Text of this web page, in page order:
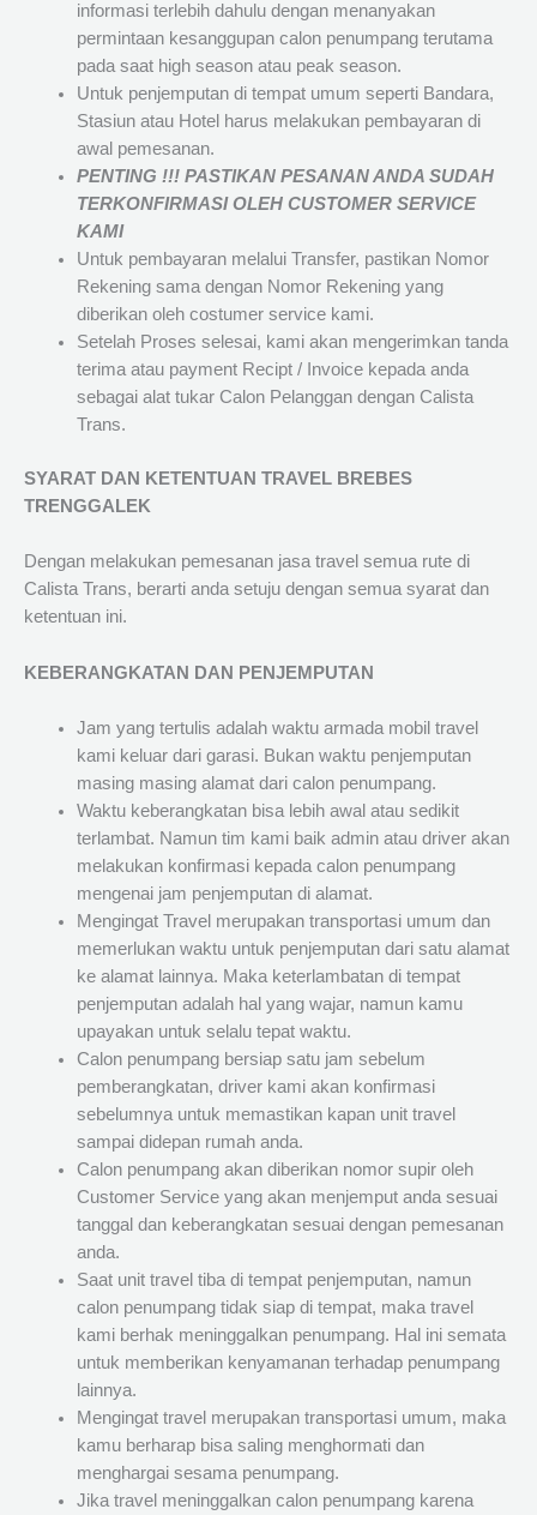
informasi terlebih dahulu dengan menanyakan
permintaan kesanggupan calon penumpang terutama
pada saat high season atau peak season.
Untuk penjemputan di tempat umum seperti Bandara,
Stasiun atau Hotel harus melakukan pembayaran di
awal pemesanan.
PENTING !!! PASTIKAN PESANAN ANDA SUDAH
TERKONFIRMASI OLEH CUSTOMER SERVICE
KAMI
Untuk pembayaran melalui Transfer, pastikan Nomor
Rekening sama dengan Nomor Rekening yang
diberikan oleh costumer service kami.
Setelah Proses selesai, kami akan mengerimkan tanda
terima atau payment Recipt / Invoice kepada anda
sebagai alat tukar Calon Pelanggan dengan Calista
Trans.
SYARAT DAN KETENTUAN TRAVEL BREBES
TRENGGALEK
Dengan melakukan pemesanan jasa travel semua rute di
Calista Trans, berarti anda setuju dengan semua syarat dan
ketentuan ini.
KEBERANGKATAN DAN PENJEMPUTAN
Jam yang tertulis adalah waktu armada mobil travel
kami keluar dari garasi. Bukan waktu penjemputan
masing masing alamat dari calon penumpang.
Waktu keberangkatan bisa lebih awal atau sedikit
terlambat. Namun tim kami baik admin atau driver akan
melakukan konfirmasi kepada calon penumpang
mengenai jam penjemputan di alamat.
Mengingat Travel merupakan transportasi umum dan
memerlukan waktu untuk penjemputan dari satu alamat
ke alamat lainnya. Maka keterlambatan di tempat
penjemputan adalah hal yang wajar, namun kamu
upayakan untuk selalu tepat waktu.
Calon penumpang bersiap satu jam sebelum
pemberangkatan, driver kami akan konfirmasi
sebelumnya untuk memastikan kapan unit travel
sampai didepan rumah anda.
Calon penumpang akan diberikan nomor supir oleh
Customer Service yang akan menjemput anda sesuai
tanggal dan keberangkatan sesuai dengan pemesanan
anda.
Saat unit travel tiba di tempat penjemputan, namun
calon penumpang tidak siap di tempat, maka travel
kami berhak meninggalkan penumpang. Hal ini semata
untuk memberikan kenyamanan terhadap penumpang
lainnya.
Mengingat travel merupakan transportasi umum, maka
kamu berharap bisa saling menghormati dan
menghargai sesama penumpang.
Jika travel meninggalkan calon penumpang karena